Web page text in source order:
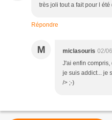
très joli tout a fait pour l
Répondre
M miclasouris 02/
J'ai enfin compris,
je suis addict... je
/> ;-)